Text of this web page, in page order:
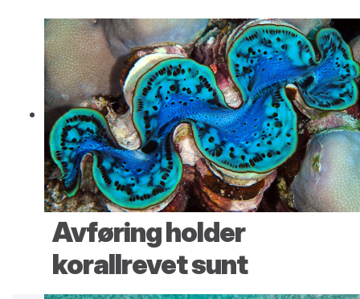
Avføring holder
korallrevet sunt